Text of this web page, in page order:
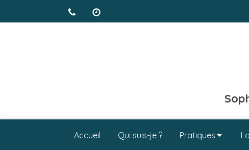
Accueil Qui suis-je ? Pratiques